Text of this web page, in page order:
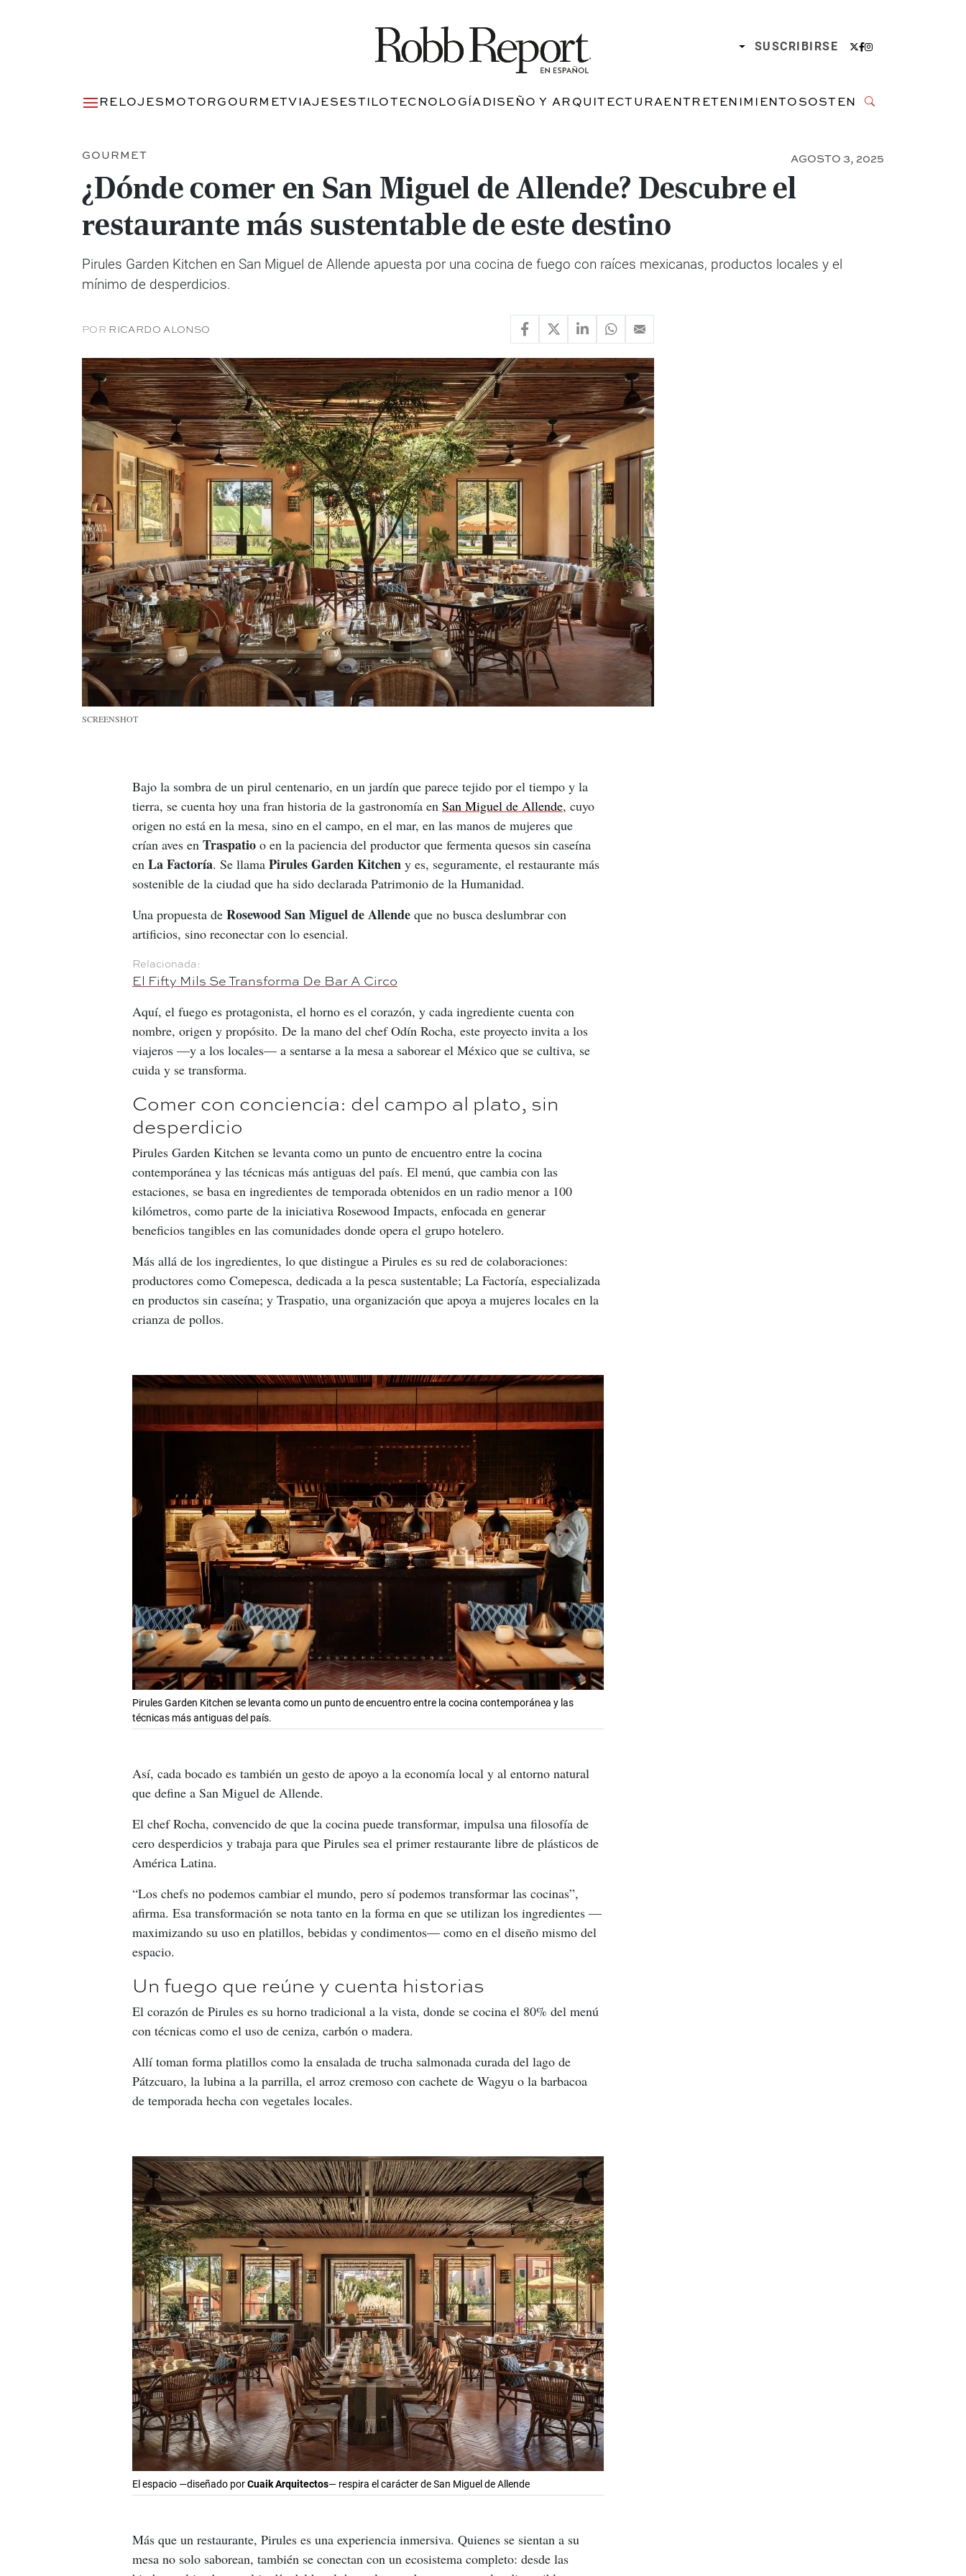
SUSCRIBIRSE
RELOJESMOTORGOURMETVIAJESESTILOTECNOLOGÍADISEÑO Y ARQUITECTURAENTRETENIMIENTOSOSTENIBILIDAD
GOURMET AGOSTO 3, 2025
¿Dónde comer en San Miguel de Allende? Descubre el
restaurante más sustentable de este destino
Pirules Garden Kitchen en San Miguel de Allende apuesta por una cocina de fuego con raíces mexicanas, productos locales y el
mínimo de desperdicios.
POR RICARDO ALONSO
SCREENSHOT
Bajo la sombra de un pirul centenario, en un jardín que parece tejido por el tiempo y la
tierra, se cuenta hoy una fran historia de la gastronomía en San Miguel de Allende, cuyo
origen no está en la mesa, sino en el campo, en el mar, en las manos de mujeres que
crían aves en Traspatio o en la paciencia del productor que fermenta quesos sin caseína
en La Factoría. Se llama Pirules Garden Kitchen y es, seguramente, el restaurante más
sostenible de la ciudad que ha sido declarada Patrimonio de la Humanidad.
Una propuesta de Rosewood San Miguel de Allende que no busca deslumbrar con
artificios, sino reconectar con lo esencial.
El Fifty Mils Se Transforma De Bar A Circo
Aquí, el fuego es protagonista, el horno es el corazón, y cada ingrediente cuenta con
nombre, origen y propósito. De la mano del chef Odín Rocha, este proyecto invita a los
viajeros —y a los locales— a sentarse a la mesa a saborear el México que se cultiva, se
cuida y se transforma.
Comer con conciencia: del campo al plato, sin
desperdicio
Pirules Garden Kitchen se levanta como un punto de encuentro entre la cocina
contemporánea y las técnicas más antiguas del país. El menú, que cambia con las
estaciones, se basa en ingredientes de temporada obtenidos en un radio menor a 100
kilómetros, como parte de la iniciativa Rosewood Impacts, enfocada en generar
beneficios tangibles en las comunidades donde opera el grupo hotelero.
Más allá de los ingredientes, lo que distingue a Pirules es su red de colaboraciones:
productores como Comepesca, dedicada a la pesca sustentable; La Factoría, especializada
en productos sin caseína; y Traspatio, una organización que apoya a mujeres locales en la
crianza de pollos.
Pirules Garden Kitchen se levanta como un punto de encuentro entre la cocina contemporánea y las
técnicas más antiguas del país.
Así, cada bocado es también un gesto de apoyo a la economía local y al entorno natural
que define a San Miguel de Allende.
El chef Rocha, convencido de que la cocina puede transformar, impulsa una filosofía de
cero desperdicios y trabaja para que Pirules sea el primer restaurante libre de plásticos de
América Latina.
“Los chefs no podemos cambiar el mundo, pero sí podemos transformar las cocinas”,
afirma. Esa transformación se nota tanto en la forma en que se utilizan los ingredientes —
maximizando su uso en platillos, bebidas y condimentos— como en el diseño mismo del
espacio.
Un fuego que reúne y cuenta historias
El corazón de Pirules es su horno tradicional a la vista, donde se cocina el 80% del menú
con técnicas como el uso de ceniza, carbón o madera.
Allí toman forma platillos como la ensalada de trucha salmonada curada del lago de
Pátzcuaro, la lubina a la parrilla, el arroz cremoso con cachete de Wagyu o la barbacoa
de temporada hecha con vegetales locales.
El espacio —diseñado porCuaik Arquitectos— respira el carácter de San Miguel de Allende
Más que un restaurante, Pirules es una experiencia inmersiva. Quienes se sientan a su
mesa no solo saborean, también se conectan con un ecosistema completo: desde las